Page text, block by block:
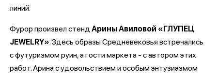
линий.
Фурор произвел стендАрины Авиловой «ГЛУПЕЦ
JEWELRY». Здесь образы Средневековья встречались
с футуризмом руин, а гости маркета - с автором этих
работ. Арина с удовольствием и особым энтузиазмом